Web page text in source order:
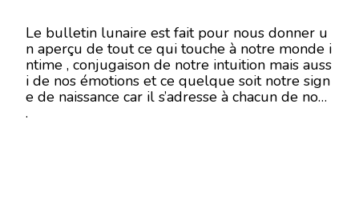
LA
LUNE
DU
6
Le bulletin lunaire est fait pour nous donner u
n aperçu de tout ce qui touche à notre monde i
ntime , conjugaison de notre intuition mais auss
i de nos émotions et ce quelque soit notre sign
e de naissance car il s’adresse à chacun de nous
.